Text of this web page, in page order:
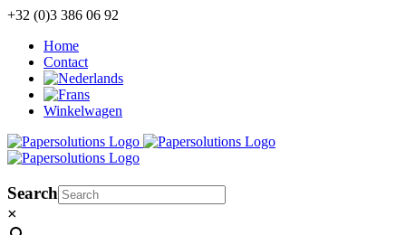
Ga
inhoud
+32 (0)3 386 06 92
Home
Contact
Winkelwagen
Search
×